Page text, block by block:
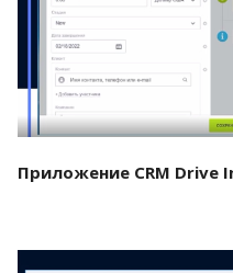
Приложение CRM Drive